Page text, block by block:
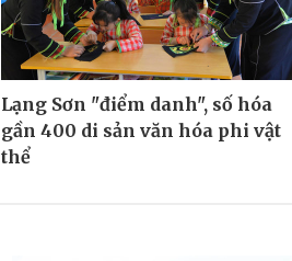
Lạng Sơn "điểm danh", số hóa
gần 400 di sản văn hóa phi vật
thể